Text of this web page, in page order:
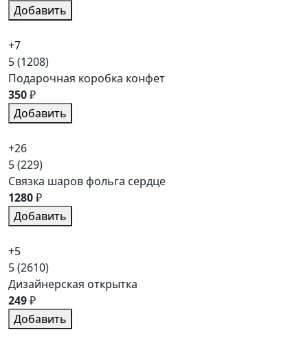
Добавить
+7
5(1208)
Подарочная коробка конфет
350₽
Добавить
+26
5(229)
Связка шаров фольга сердце
1280₽
Добавить
+5
5(2610)
Дизайнерская открытка
249₽
Добавить